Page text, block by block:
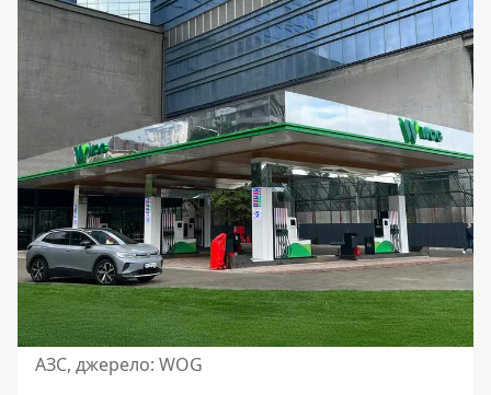
АЗС, джерело: WOG